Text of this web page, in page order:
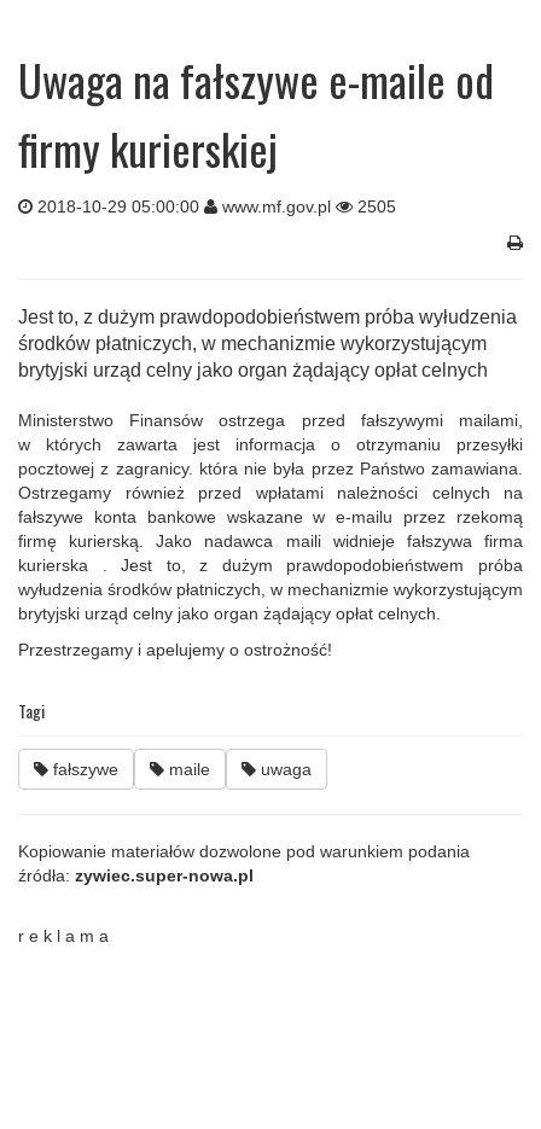
Uwaga na fałszywe e-maile od
firmy kurierskiej
2018-10-29 05:00:00 www.mf.gov.pl 2505
Jest to, z dużym prawdopodobieństwem próba wyłudzenia
środków płatniczych, w mechanizmie wykorzystującym
brytyjski urząd celny jako organ żądający opłat celnych
Ministerstwo Finansów ostrzega przed fałszywymi mailami,
w których zawarta jest informacja o otrzymaniu przesyłki
pocztowej z zagranicy. która nie była przez Państwo zamawiana.
Ostrzegamy również przed wpłatami należności celnych na
fałszywe konta bankowe wskazane w e-mailu przez rzekomą
firmę kurierską. Jako nadawca maili widnieje fałszywa firma
kurierska . Jest to, z dużym prawdopodobieństwem próba
wyłudzenia środków płatniczych, w mechanizmie wykorzystującym
brytyjski urząd celny jako organ żądający opłat celnych.
Przestrzegamy i apelujemy o ostrożność!
Tagi
fałszywe maile uwaga
Kopiowanie materiałów dozwolone pod warunkiem podania
źródła: zywiec.super-nowa.pl
r e k l a m a